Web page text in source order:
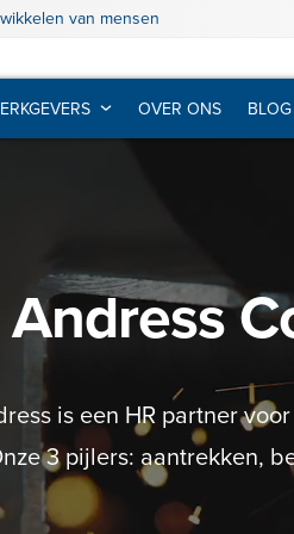
van mensen
OVER ONS BLOG
Andress
is een HR partner
3 pijlers: aantrekken,